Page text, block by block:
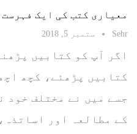
معیاری کتب کی ایک فہرست
Sehr ستمبر 5, 2018
اگر آپ کو کتابیں
کتابیں پڑھئے، کچھ
جسے میں نے مختلف خود
کے مطالعہ اور